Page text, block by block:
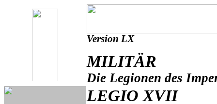
Version LX
MILITÄR
Die Legionen des
LEGIO XVII